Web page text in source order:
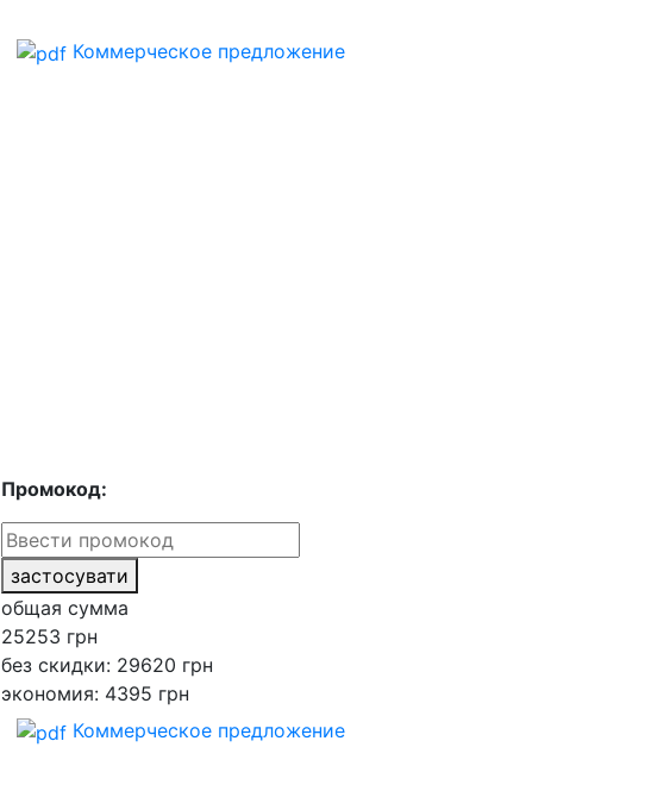
Коммерческое предложение
Промокод:
застосувати
общая сумма
25253 грн
без скидки: 29620 грн
экономия: 4395 грн
Коммерческое предложение